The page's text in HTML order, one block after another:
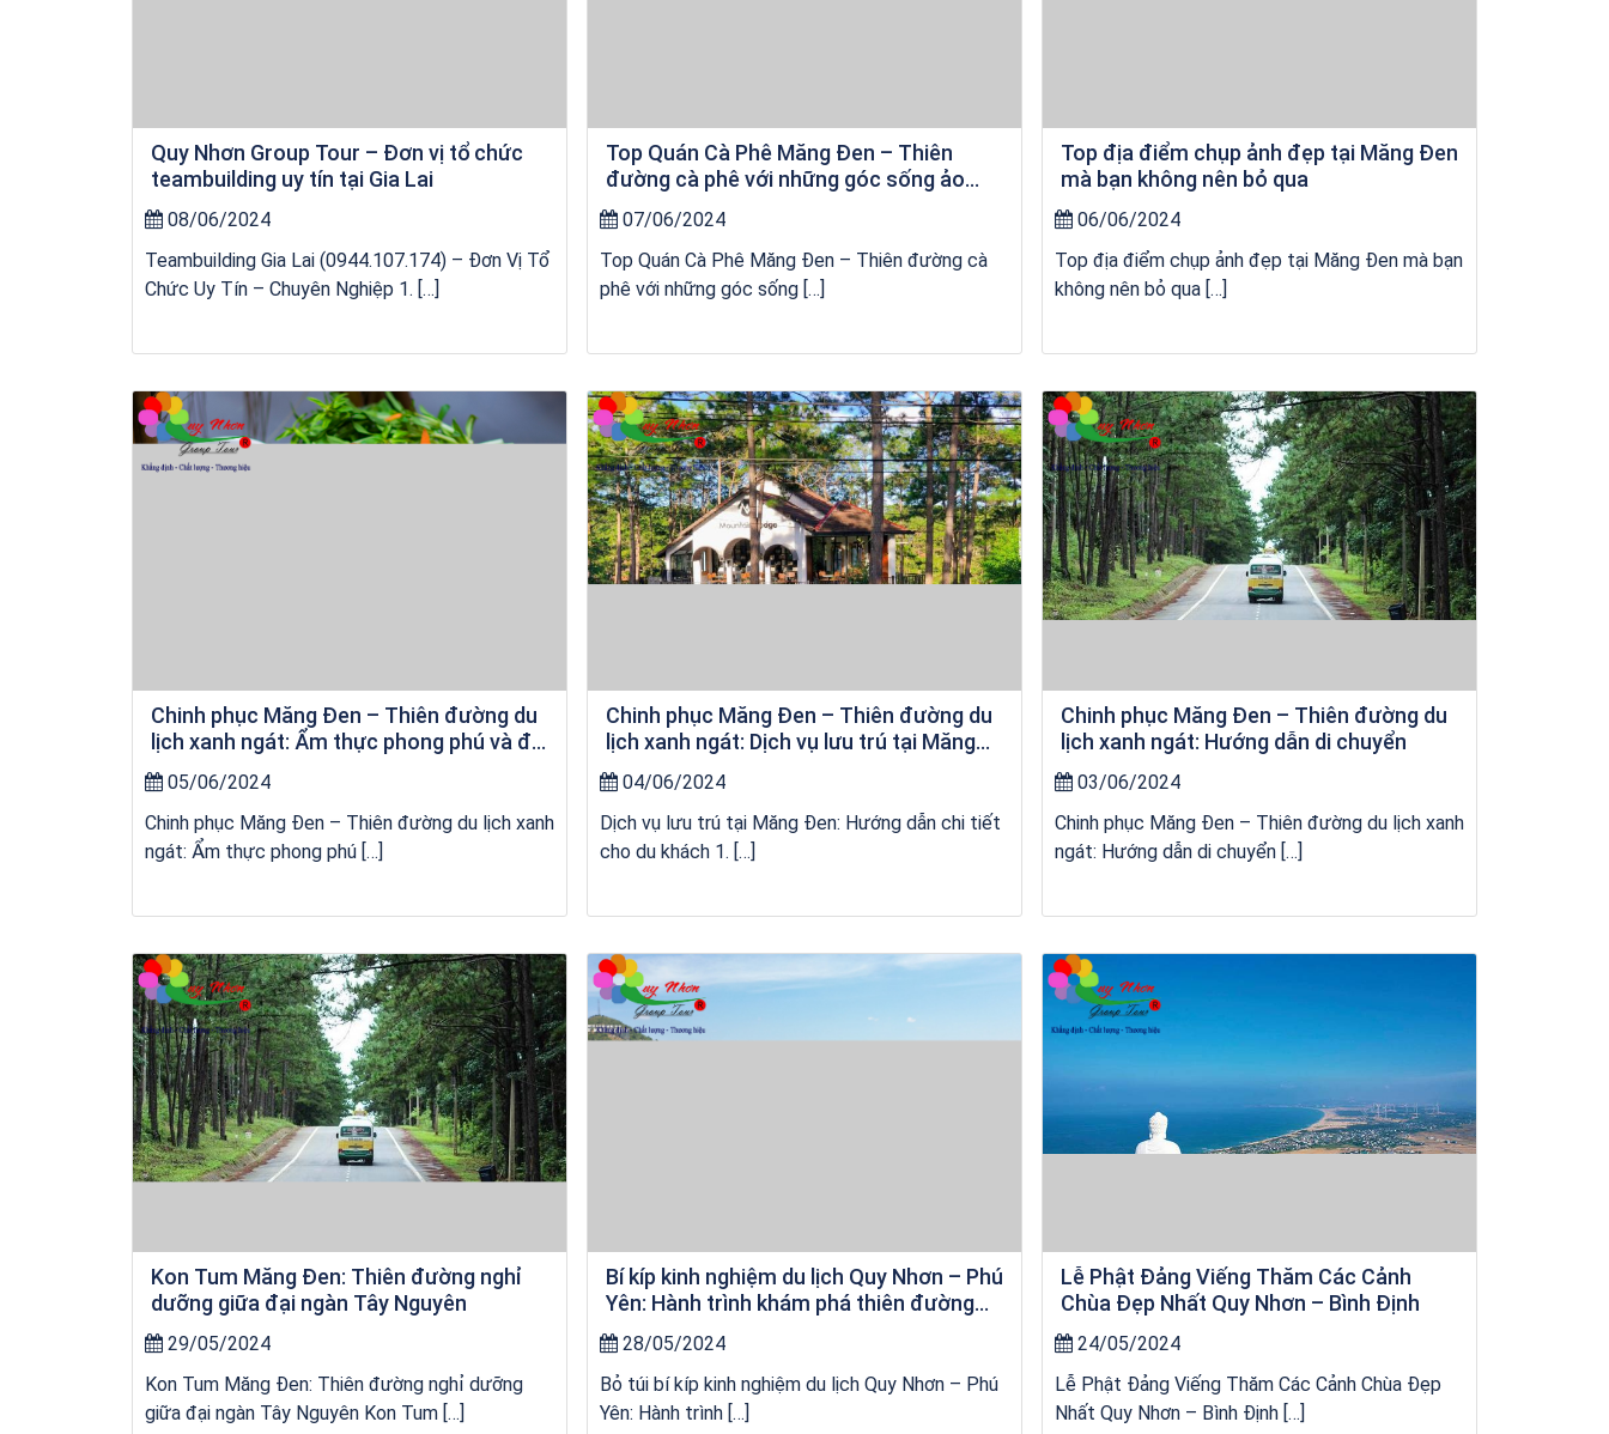
Quy Nhơn Group Tour – Đơn vị tổ chức
teambuilding uy tín tại Gia Lai
08/06/2024
Teambuilding Gia Lai (0944.107.174) – Đơn Vị Tổ
Chức Uy Tín – Chuyên Nghiệp 1. […]
Top Quán Cà Phê Măng Đen – Thiên
đường cà phê với những góc sống ảo
“chất lừ”
07/06/2024
Top Quán Cà Phê Măng Đen – Thiên đường cà
phê với những góc sống […]
Top địa điểm chụp ảnh đẹp tại Măng Đen
mà bạn không nên bỏ qua
06/06/2024
Top địa điểm chụp ảnh đẹp tại Măng Đen mà bạn
không nên bỏ qua […]
Khách sạn Star Hotel Phú Yên
Chinh phục Măng Đen – Thiên đường du
lịch xanh ngát: Ẩm thực phong phú và đa
dạng
05/06/2024
Chinh phục Măng Đen – Thiên đường du lịch xanh
ngát: Ẩm thực phong phú […]
Khách sạn Star Hotel Phú Yên
Chinh phục Măng Đen – Thiên đường du
lịch xanh ngát: Dịch vụ lưu trú tại Măng
Đen
04/06/2024
Dịch vụ lưu trú tại Măng Đen: Hướng dẫn chi tiết
cho du khách 1. […]
Khách sạn Star Hotel Phú Yên
Chinh phục Măng Đen – Thiên đường du
lịch xanh ngát: Hướng dẫn di chuyển
03/06/2024
Chinh phục Măng Đen – Thiên đường du lịch xanh
ngát: Hướng dẫn di chuyển […]
Khách sạn Star Hotel Phú Yên
Kon Tum Măng Đen: Thiên đường nghỉ
dưỡng giữa đại ngàn Tây Nguyên
29/05/2024
Kon Tum Măng Đen: Thiên đường nghỉ dưỡng
giữa đại ngàn Tây Nguyên Kon Tum […]
Khách sạn Star Hotel Phú Yên
Bí kíp kinh nghiệm du lịch Quy Nhơn – Phú
Yên: Hành trình khám phá thiên đường
biển đảo
28/05/2024
Bỏ túi bí kíp kinh nghiệm du lịch Quy Nhơn – Phú
Yên: Hành trình […]
Lễ Phật Đảng Viếng Thăm Các Cảnh
Chùa Đẹp Nhất Quy Nhơn – Bình Định
24/05/2024
Lễ Phật Đảng Viếng Thăm Các Cảnh Chùa Đẹp
Nhất Quy Nhơn – Bình Định […]